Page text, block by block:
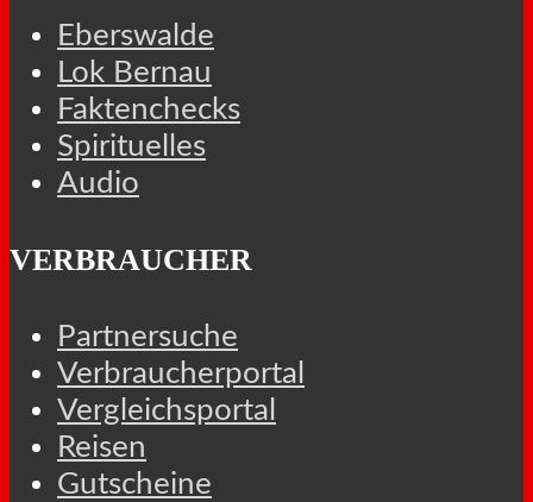
Eberswalde
Lok Bernau
Faktenchecks
Spirituelles
Audio
VERBRAUCHER
Partnersuche
Verbraucherportal
Vergleichsportal
Reisen
Gutscheine